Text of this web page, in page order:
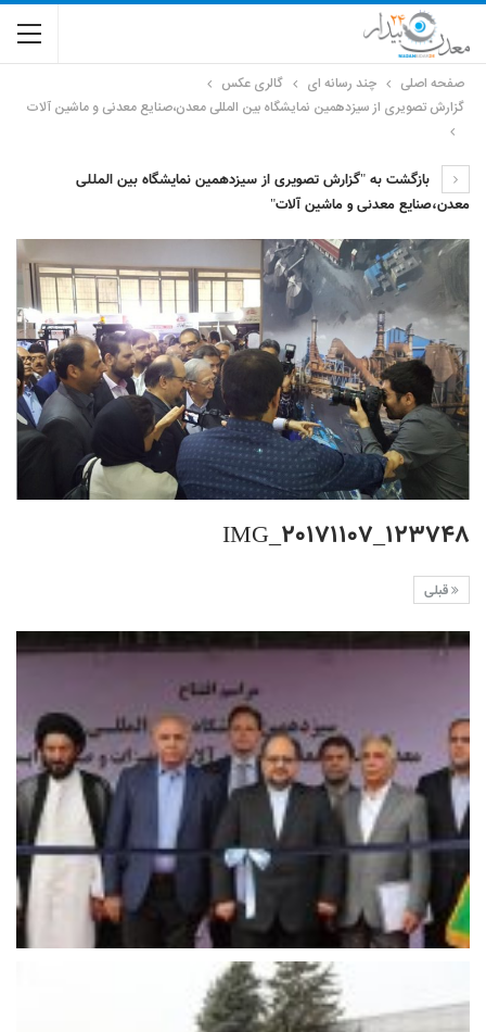
صفحه اصلی چند رسانه ای
گالری عکس
گزارش تصویری از سیزدهمین نمایشگاه بین المللی معدن،صنایع معدنی و ماشین آلات
بازگشت به "گزارش تصویری از سیزدهمین نمایشگاه بین المللی
معدن،صنایع معدنی و ماشین آلات"
IMG_20171107_123748
قبلی